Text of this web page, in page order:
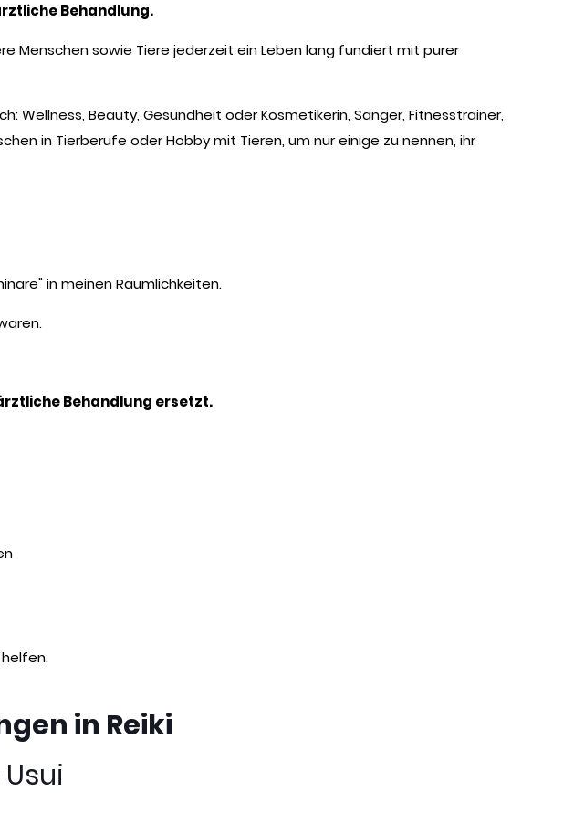
Behandlung.
Menschen sowie Tiere jederzeit ein Leben lang fundiert mit purer
Wellness, Beauty, Gesundheit oder Kosmetikerin, Sänger, Fitnesstrainer,
in Tierberufe oder Hobby mit Tieren, um nur einige zu nennen, ihr
in meinen Räumlichkeiten.
Behandlung ersetzt.
in Reiki